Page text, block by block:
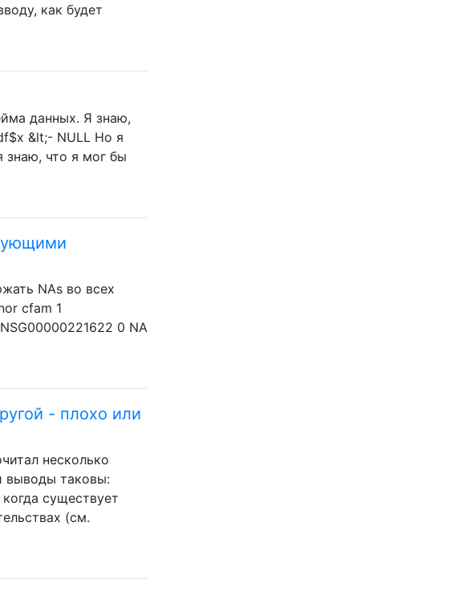
как будет
данных. Я знаю,
&lt;- NULL Но я
знаю, что я мог бы
NAs во всех
cfam 1
0 NA
- плохо или
несколько
выводы таковы:
существует
(см.